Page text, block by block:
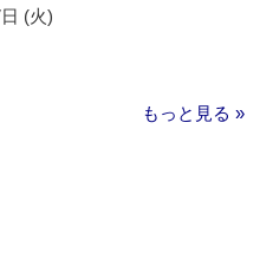
(火)
もっと見る »